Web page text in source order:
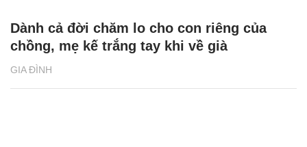
GIA ĐÌNH
Dành cả đời chăm lo cho con riêng của
chồng, mẹ kế trắng tay khi về già